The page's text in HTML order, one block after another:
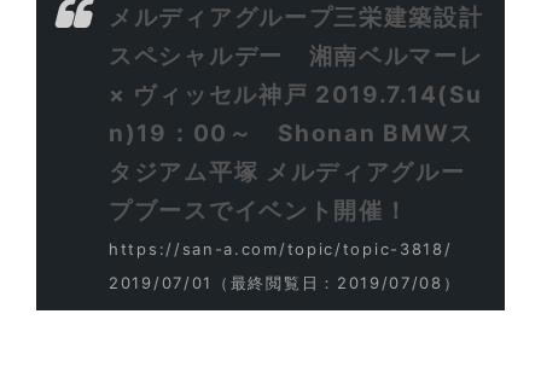
メルディアグループ三栄建築設計
スペシャルデー 湘南ベルマーレ
× ヴィッセル神戸 2019.7.14(Su
n)19：00～ Shonan BMWス
タジアム平塚 メルディアグルー
プブースでイベント開催！
https://san-a.com/topic/topic-3818/
2019/07/01
（最終閲覧日：2019/07/08）